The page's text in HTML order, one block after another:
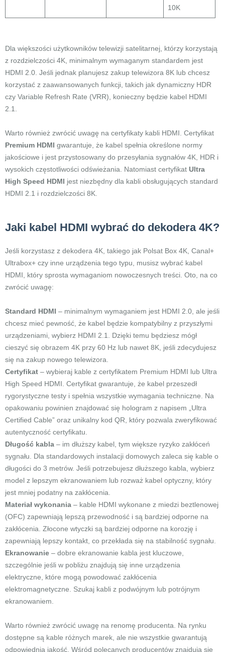
10K
Dla większości użytkowników telewizji satelitarnej, którzy korzystają
z rozdzielczości 4K, minimalnym wymaganym standardem jest
HDMI 2.0. Jeśli jednak planujesz zakup telewizora 8K lub chcesz
korzystać z zaawansowanych funkcji, takich jak dynamiczny HDR
czy Variable Refresh Rate (VRR), konieczny będzie kabel HDMI
2.1.
Warto również zwrócić uwagę na certyfikaty kabli HDMI. Certyfikat
Premium HDMI gwarantuje, że kabel spełnia określone normy
jakościowe i jest przystosowany do przesyłania sygnałów 4K, HDR i
wysokich częstotliwości odświeżania. Natomiast certyfikat Ultra
High Speed HDMI jest niezbędny dla kabli obsługujących standard
HDMI 2.1 i rozdzielczości 8K.
Jaki kabel HDMI wybrać do dekodera 4K?
Jeśli korzystasz z dekodera 4K, takiego jak Polsat Box 4K, Canal+
Ultrabox+ czy inne urządzenia tego typu, musisz wybrać kabel
HDMI, który sprosta wymaganiom nowoczesnych treści. Oto, na co
zwrócić uwagę:
Standard HDMI – minimalnym wymaganiem jest HDMI 2.0, ale jeśli
chcesz mieć pewność, że kabel będzie kompatybilny z przyszłymi
urządzeniami, wybierz HDMI 2.1. Dzięki temu będziesz mógł
cieszyć się obrazem 4K przy 60 Hz lub nawet 8K, jeśli zdecydujesz
się na zakup nowego telewizora.
Certyfikat – wybieraj kable z certyfikatem Premium HDMI lub Ultra
High Speed HDMI. Certyfikat gwarantuje, że kabel przeszedł
rygorystyczne testy i spełnia wszystkie wymagania techniczne. Na
opakowaniu powinien znajdować się hologram z napisem „Ultra
Certified Cable” oraz unikalny kod QR, który pozwala zweryfikować
autentyczność certyfikatu.
Długość kabla – im dłuższy kabel, tym większe ryzyko zakłóceń
sygnału. Dla standardowych instalacji domowych zaleca się kable o
długości do 3 metrów. Jeśli potrzebujesz dłuższego kabla, wybierz
model z lepszym ekranowaniem lub rozważ kabel optyczny, który
jest mniej podatny na zakłócenia.
Materiał wykonania – kable HDMI wykonane z miedzi beztlenowej
(OFC) zapewniają lepszą przewodność i są bardziej odporne na
zakłócenia. Złocone wtyczki są bardziej odporne na korozję i
zapewniają lepszy kontakt, co przekłada się na stabilność sygnału.
Ekranowanie – dobre ekranowanie kabla jest kluczowe,
szczególnie jeśli w pobliżu znajdują się inne urządzenia
elektryczne, które mogą powodować zakłócenia
elektromagnetyczne. Szukaj kabli z podwójnym lub potrójnym
ekranowaniem.
Warto również zwrócić uwagę na renomę producenta. Na rynku
dostępne są kable różnych marek, ale nie wszystkie gwarantują
odpowiednią jakość. Wśród polecanych producentów znajdują się